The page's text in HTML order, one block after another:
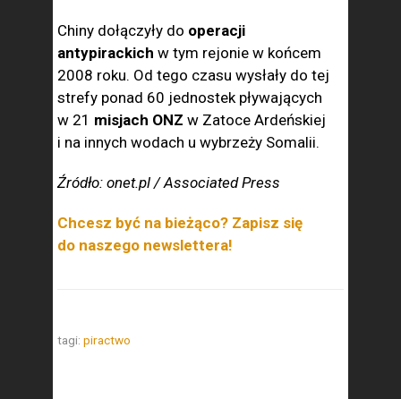
Chiny dołączyły do operacji
antypirackich w tym rejonie w końcem
2008 roku. Od tego czasu wysłały do tej
strefy ponad 60 jednostek pływających
w 21 misjach ONZ w Zatoce Ardeńskiej
i na innych wodach u wybrzeży Somalii.
Źródło: onet.pl / Associated Press
Chcesz być na bieżąco? Zapisz się
do naszego newslettera!
tagi: piractwo